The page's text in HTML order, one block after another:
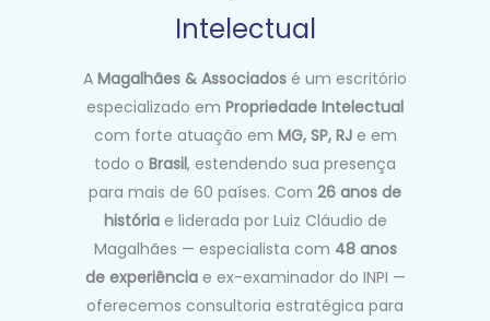
Intelectual
A Magalhães & Associados é um escritório
especializado em Propriedade Intelectual
com forte atuação em MG, SP, RJe em
todo o Brasil, estendendo sua presença
para mais de 60 países. Com 26 anos de
históriae liderada por Luiz Cláudio de
Magalhães — especialista com 48 anos
de experiênciae ex-examinador do INPI —
oferecemos consultoria estratégica para